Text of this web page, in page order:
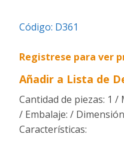
Regalos
fechas
especiales
Código: D361
Registrese para ver
Añadir a Lista de
Cantidad de piezas: 1 /
/ Embalaje: /
Características: